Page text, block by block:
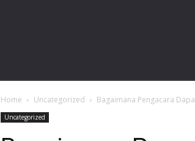
Home Uncategorized Bagaimana Pengacara
Uncategorized